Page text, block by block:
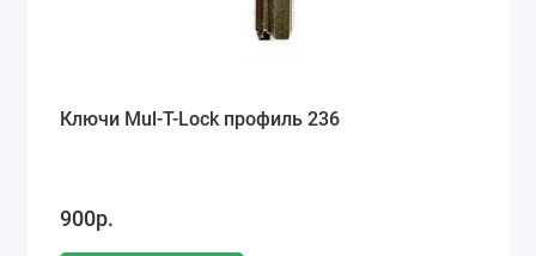
Ключи Mul-T-Lock профиль 236
900р.